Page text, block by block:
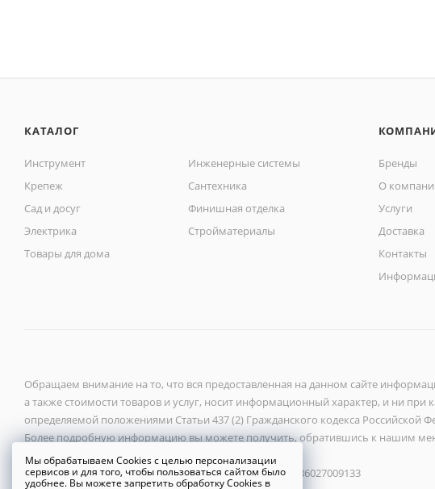
КАТАЛОГ
Инструмент
Инженерные системы
Крепеж
Сантехника
Сад и досуг
Финишная отделка
Электрика
Стройматериалы
Товары для дома
Бренды
О
Услуги
Доставка
Контакты
Обращаем внимание на то, что вся предоставленная на данном сайте
а также стоимости товаров и услуг, носит информационный характер, и ни при
определяемой положениями Статьи 437 (2) Гражданского кодекса Российской
Более подробную информацию вы можете получить, обратившись к нашим
ООО «Новый город» 2026 ©, ИНН 6027118272, ОГРН 1086027009133
Мы обрабатываем Cookies с целью персонализации
сервисов и для того, чтобы пользоваться сайтом было
удобнее. Вы можете запретить обработку Cookies в